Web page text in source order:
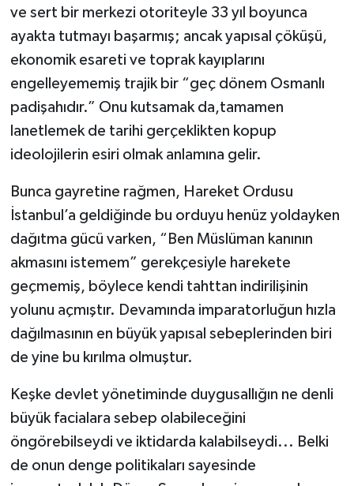
ve sert bir merkezi otoriteyle 33 yıl boyunca
ayakta tutmayı başarmış; ancak yapısal çöküşü,
ekonomik esareti ve toprak kayıplarını
engelleyememiş trajik bir “geç dönem Osmanlı
padişahıdır.” Onu kutsamak da,tamamen
lanetlemek de tarihi gerçeklikten kopup
ideolojilerin esiri olmak anlamına gelir.
Bunca gayretine rağmen, Hareket Ordusu
İstanbul’a geldiğinde bu orduyu henüz yoldayken
dağıtma gücü varken, “Ben Müslüman kanının
akmasını istemem” gerekçesiyle harekete
geçmemiş, böylece kendi tahttan indirilişinin
yolunu açmıştır. Devamında imparatorluğun hızla
dağılmasının en büyük yapısal sebeplerinden biri
de yine bu kırılma olmuştur.
Keşke devlet yönetiminde duygusallığın ne denli
büyük facialara sebep olabileceğini
öngörebilseydi ve iktidarda kalabilseydi... Belki
de onun denge politikaları sayesinde